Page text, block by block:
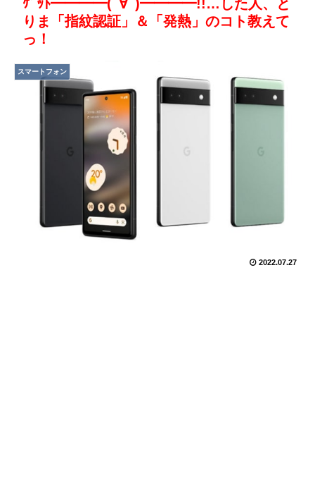
ｹﾞｯﾄ━━━━(ﾟ∀ﾟ)━━━━!!…した人、と
りま「指紋認証」＆「発熱」のコト教えて
っ！
スマートフォン
2022.07.27